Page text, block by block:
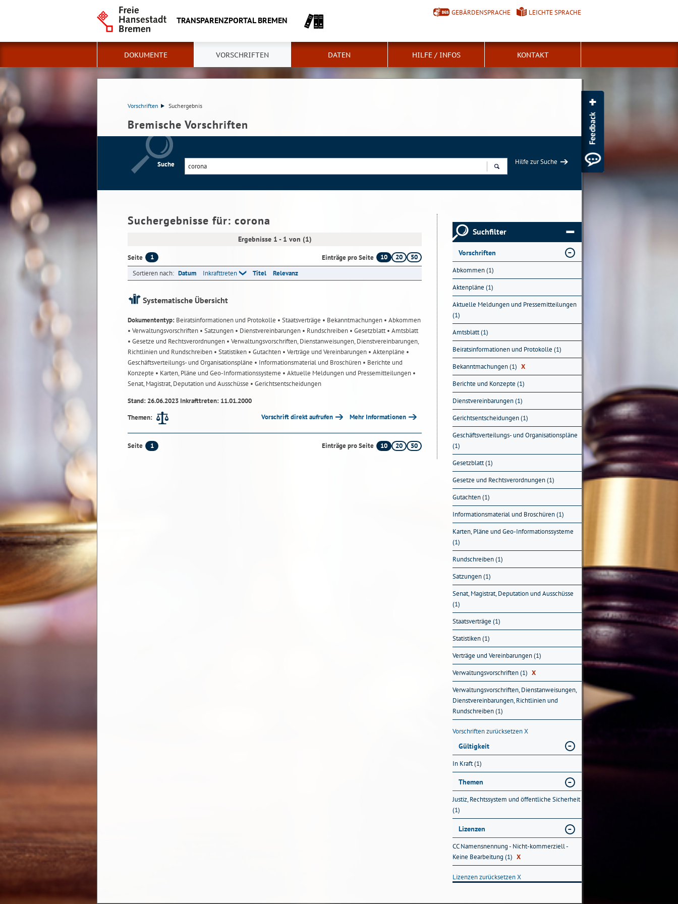
TRANSPARENZPORTAL BREMEN
GEBÄRDENSPRACHE LEICHTE SPRACHE
DOKUMENTE VORSCHRIFTEN DATEN HILFE / INFOS KONTAKT
Vorschriften Suchergebnis
Bremische Vorschriften
Suche
Hilfe zur Suche
Suchergebnisse für: corona
Ergebnisse 1 - 1 von (1)
Seite 1 Einträge pro Seite 10 20
50
Sortieren nach: Datum Inkrafttreten Titel Relevanz
Systematische Übersicht
Dokumententyp: Beiratsinformationen und Protokolle • Staatsverträge • Bekanntmachungen • Abkommen
• Verwaltungsvorschriften • Satzungen • Dienstvereinbarungen • Rundschreiben • Gesetzblatt• Amtsblatt
• Gesetze und Rechtsverordnungen • Verwaltungsvorschriften, Dienstanweisungen, Dienstvereinbarungen,
Richtlinien und Rundschreiben • Statistiken • Gutachten • Verträge und Vereinbarungen • Aktenpläne •
Geschäftsverteilungs- und Organisationspläne • Informationsmaterial und Broschüren • Berichte und
Konzepte • Karten, Pläne und Geo-Informationssysteme • Aktuelle Meldungen und Pressemitteilungen •
Senat, Magistrat, Deputation und Ausschüsse • Gerichtsentscheidungen
Stand: 26.06.2023 Inkrafttreten: 11.01.2000
Themen:
Vorschrift direkt aufrufen Mehr Informationen
Seite 1 Einträge pro Seite 10 20 50
Suchfilter
Vorschriften
Abkommen (1)
Aktenpläne (1)
Aktuelle Meldungen und Pressemitteilungen
(1)
Amtsblatt (1)
Beiratsinformationen und Protokolle (1)
Bekanntmachungen (1) X
Berichte und Konzepte (1)
Dienstvereinbarungen (1)
Gerichtsentscheidungen (1)
Geschäftsverteilungs- und Organisationspläne
(1)
Gesetzblatt (1)
Gesetze und Rechtsverordnungen (1)
Gutachten (1)
Informationsmaterial und Broschüren (1)
Karten, Pläne und Geo-Informationssysteme
(1)
Rundschreiben (1)
Satzungen (1)
Senat, Magistrat, Deputation und Ausschüsse
(1)
Staatsverträge (1)
Statistiken (1)
Verträge und Vereinbarungen (1)
Verwaltungsvorschriften (1) X
Verwaltungsvorschriften, Dienstanweisungen,
Dienstvereinbarungen, Richtlinien und
Rundschreiben (1)
Vorschriften zurücksetzenX
Gültigkeit
In Kraft (1)
Themen
Justiz, Rechtssystem und öffentliche Sicherheit
(1)
Lizenzen
CC Namensnennung - Nicht-kommerziell -
Keine Bearbeitung (1) X
Lizenzen zurücksetzenX